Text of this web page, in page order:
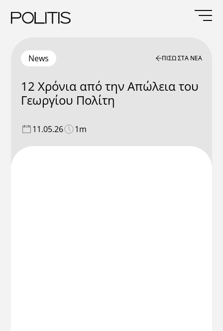
News ΠΙΣΩ ΣΤΑ ΝΕΑ
12 Χρόνια από την Απώλεια του
Γεωργίου Πολίτη
11.05.26 1m